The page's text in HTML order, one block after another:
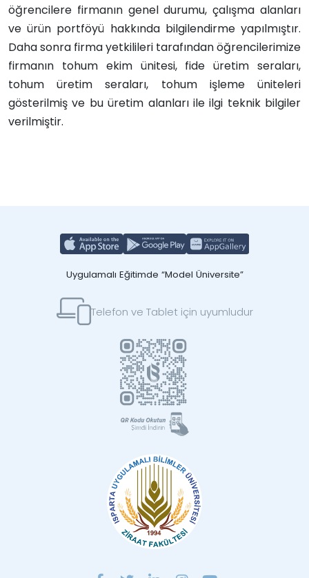
öğrencilere firmanın genel durumu, çalışma alanları
ve ürün portföyü hakkında bilgilendirme yapılmıştır.
Daha sonra firma yetkilileri tarafından öğrencilerimize
firmanın tohum ekim ünitesi, fide üretim seraları,
tohum üretim seraları, tohum işleme üniteleri
gösterilmiş ve bu üretim alanları ile ilgi teknik bilgiler
verilmiştir.
Uygulamalı Eğitimde “Model Üniversite”
Telefon ve Tablet için uyumludur